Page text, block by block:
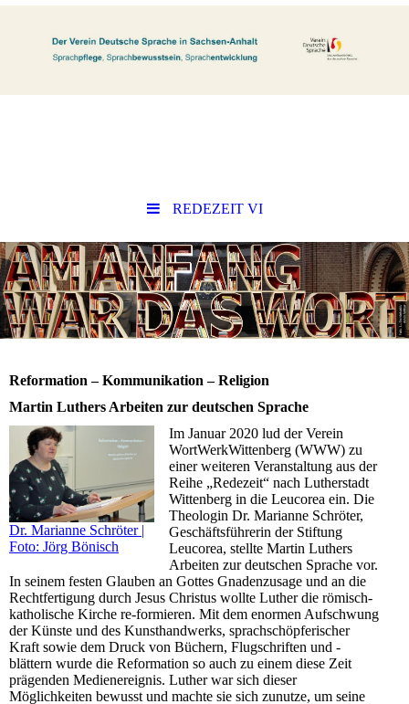
REDEZEIT VI
Reformation – Kommunikation – Religion
Martin Luthers Arbeiten zur deutschen Sprache
Dr. Marianne Schröter |
Foto: Jörg Bönisch
Im Januar 2020 lud der Verein
WortWerkWittenberg (WWW) zu
einer weiteren Veranstaltung aus der
Reihe „Redezeit“ nach Lutherstadt
Wittenberg in die Leucorea ein. Die
Theologin Dr. Marianne Schröter,
Geschäftsführerin der Stiftung
Leucorea, stellte Martin Luthers
Arbeiten zur deutschen Sprache vor.
In seinem festen Glauben an Gottes Gnadenzusage und an die
Rechtfertigung durch Jesus Christus wollte Luther die römisch-
katholische Kirche re-formieren. Mit dem enormen Aufschwung
der Künste und des Kunsthandwerks, sprachschöpferischer
Kraft sowie dem Druck von Büchern, Flugschriften und -
blättern wurde die Reformation so auch zu einem diese Zeit
prägenden Medienereignis. Luther war sich dieser
Möglichkeiten bewusst und machte sie sich zunutze, um seine